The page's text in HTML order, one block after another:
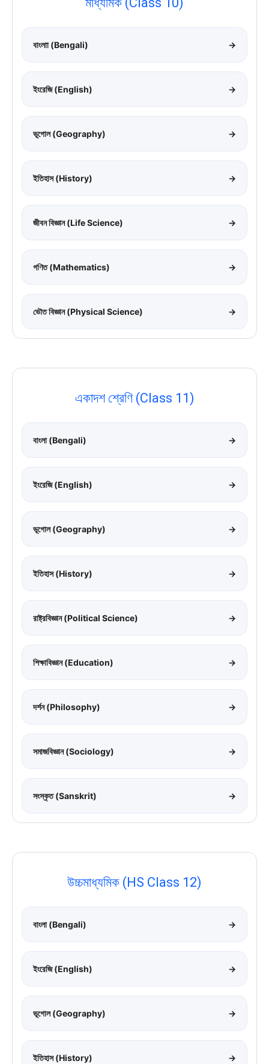
বাংলাা (Bengali) →
ইংরেজি (English) →
ভূগোল (Geography) →
ইতিহাস (History) →
জীবন বিজ্ঞান (Life Science) →
গণিত (Mathematics) →
ভৌত বিজ্ঞান (Physical Science) →
একাদশ শ্রেণি (Class 11)
বাংলা (Bengali) →
ইংরেজি (English) →
ভূগোল (Geography) →
ইতিহাস (History) →
রাষ্ট্রবিজ্ঞান (Political Science) →
শিক্ষাবিজ্ঞান (Education) →
দর্শন (Philosophy) →
সমাজবিজ্ঞান (Sociology) →
সংস্কৃত (Sanskrit) →
উচ্চমাধ্যমিক (HS Class 12)
বাংলা (Bengali) →
ইংরেজি (English) →
ভূগোল (Geography) →
ইতিহাস (History) →